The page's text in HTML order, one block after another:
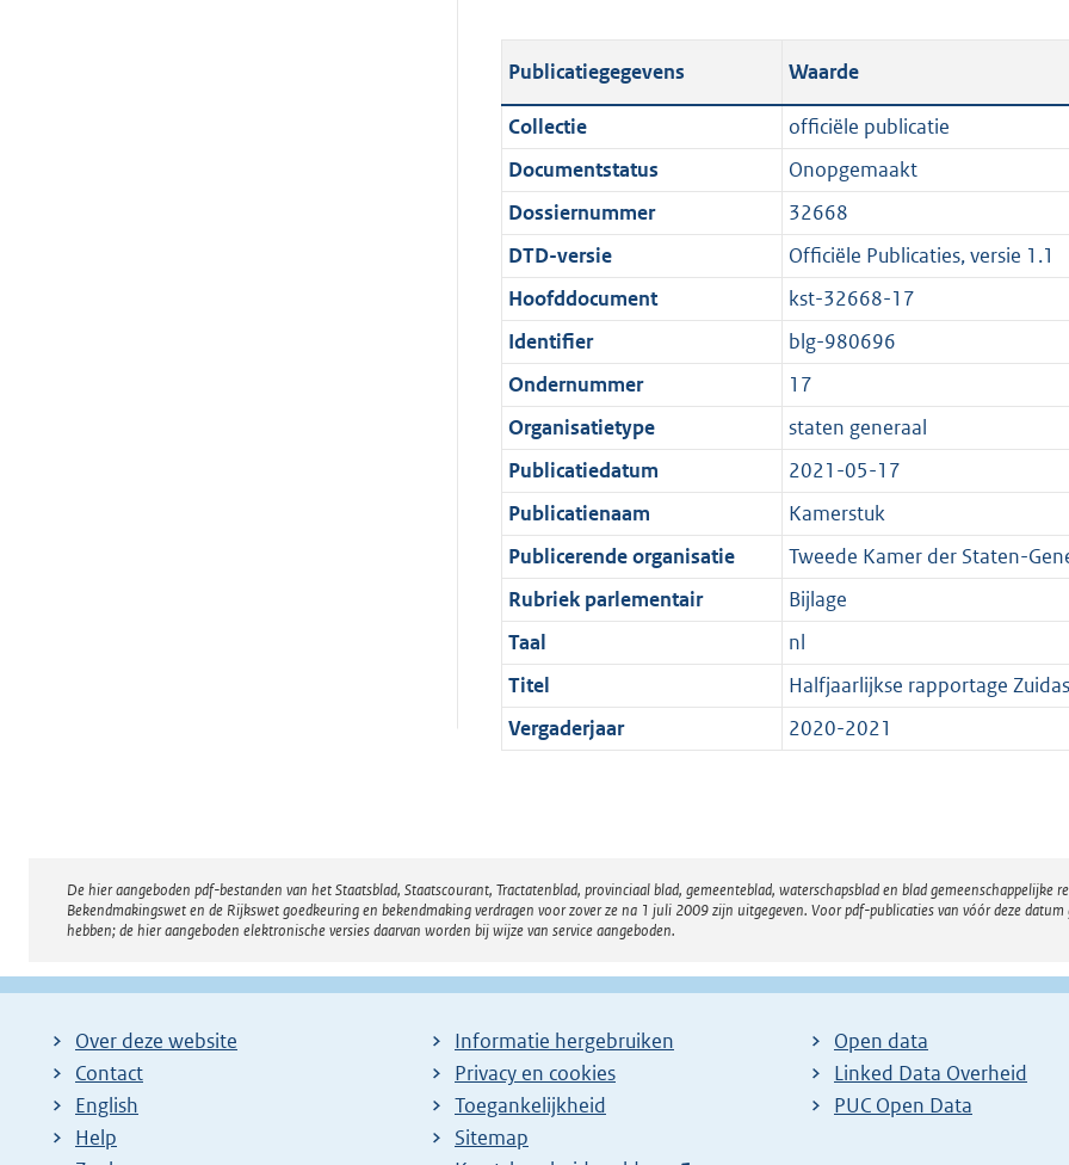
l
i
c
a
t
i
e
i
n
f
o
r
m
a
a
t
o
t
t
e
:
9
1
9
K
b
t
n
r
t
K
s
t
a
n
d
s
g
r
o
o
t
e
:
1
K
b
Publicatiegegevens Waarde
Collectie
officiële publicatie
Documentstatus
Onopgemaakt
Dossiernummer
32668
DTD-versie
Officiële Publicaties, versie 1.1
Hoofddocument
kst-32668-17
Identifier
blg-980696
Ondernummer
17
Organisatietype
staten generaal
Publicatiedatum
2021-05-17
Publicatienaam
Kamerstuk
Publicerende organisatie
Tweede Kamer der Staten-
Rubriek parlementair
Bijlage
Taal
nl
Titel
Halfjaarlijkse rapportage
Vergaderjaar
2020-2021
Disclaimer
De hier aangeboden pdf-bestanden van het Staatsblad, Staatscourant, Tractatenblad, provinciaal blad, gemeenteblad, waterschapsblad en blad
Bekendmakingswet en de Rijkswet goedkeuring en bekendmaking verdragen voor zover ze na 1 juli 2009 zijn uitgegeven. Voor pdf-publicaties van vóór deze
hebben; de hier aangeboden elektronische versies daarvan worden bij wijze van service aangeboden.
Over deze website
Contact
English
Help
Informatie hergebruiken
Privacy en cookies
Toegankelijkheid
Sitemap
Open data
Linked Data Overheid
PUC Open Data